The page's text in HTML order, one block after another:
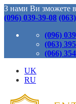
З нами Ви зможете
(096) 039-39-08
(096)
(063)
(066)
UK
RU